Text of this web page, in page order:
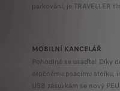
parkování, je TRAVELLER
MOBILNÍ KANCELÁŘ
Pohodlně se usaďte! Díky
otočnému psacímu stolku,
USB zásuvkám se nový